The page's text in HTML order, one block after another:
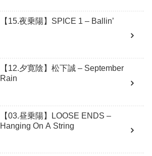
【15.夜乗陽】SPICE 1 – Ballin’
【12.夕寛陰】松下誠 – September
Rain
【03.昼乗陽】LOOSE ENDS –
Hanging On A String